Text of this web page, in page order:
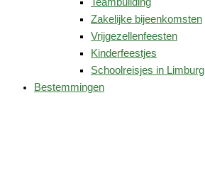
Zakelijke bijeenkomsten
Vrijgezellenfeesten
Kinderfeestjes
Schoolreisjes in Limburg
Bestemmingen